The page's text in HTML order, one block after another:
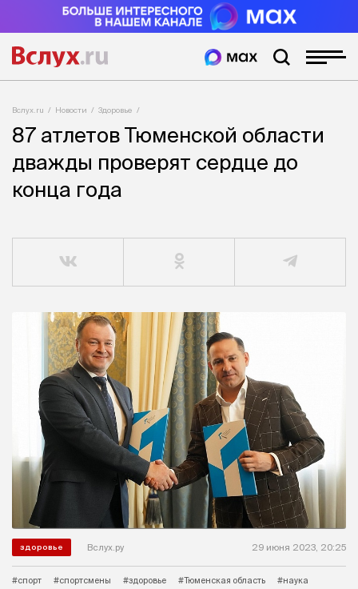
Вслух.ru Новости Здоровье
87 атлетов Тюменской области
дважды проверят сердце до
конца года
здоровье Вслух.ру 29 июня 2023, 20:25
#спорт #спортсмены #здоровье #Тюменская область #наука